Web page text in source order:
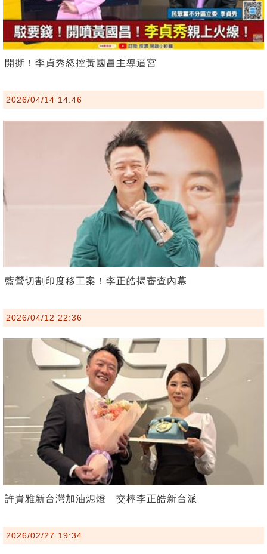
開撕！李貞秀怒控黃國昌主導逼宮
2026/04/14 14:46
藍營切割印度移工案！李正皓揭審查內幕
2026/04/12 22:36
許貴雅新台灣加油熄燈 交棒李正皓新台派
2026/02/27 19:34